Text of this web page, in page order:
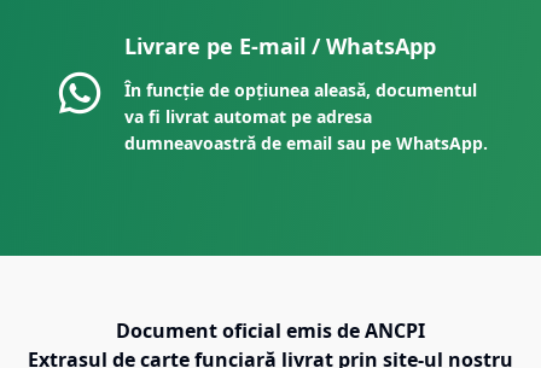
Livrare pe E-mail / WhatsApp
În funcție de opțiunea aleasă, documentul
va fi livrat automat pe adresa
dumneavoastră de email sau pe WhatsApp.
Document oficial emis de ANCPI
Extrasul de carte funciară livrat prin site-ul nostru